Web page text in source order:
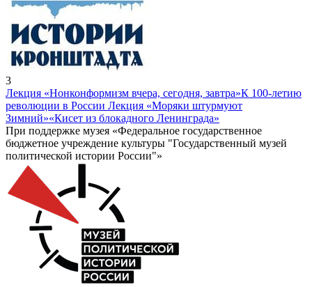
3
Лекция «Нонконформизм вчера, сегодня, завтра»К 100-летию
революции в России Лекция «Моряки штурмуют
Зимний»«Кисет из блокадного Ленинграда»
При поддержке музея «Федеральное государственное
бюджетное учреждение культуры "Государственный музей
политической истории России"»